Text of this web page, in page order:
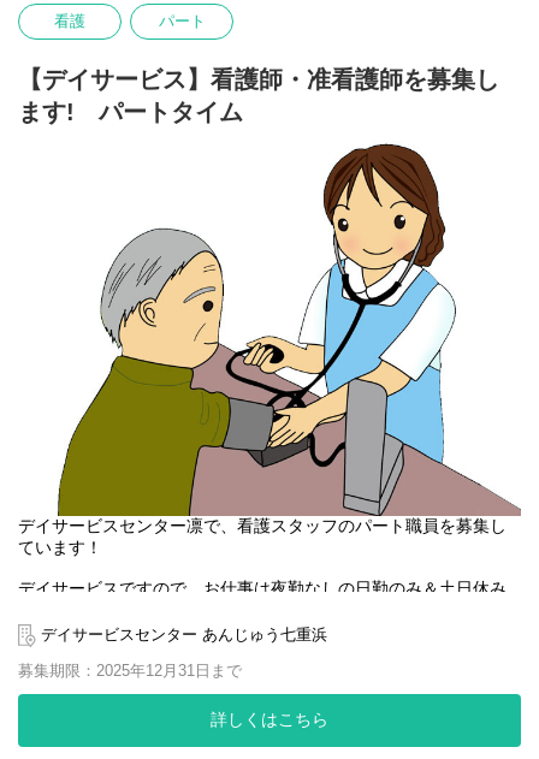
看護 パート
【デイサービス】看護師・准看護師を募集し
ます! パートタイム
デイサービスセンター凛で、看護スタッフのパート職員を募集し
ています！
デイサービスですので、お仕事は夜勤なしの日勤のみ＆土日休み
ブランクのある方や60歳以上の方のご応募も歓迎です。
当社では、仕事もプライベートも楽しんでもらいたいという考え
があります。 趣味や、家族との時間を楽しみながら働いてくださ
デイサービスセンター あんじゅう七重浜
募集期限：2025年12月31日まで
詳しくはこちら